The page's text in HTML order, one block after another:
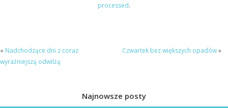
processed.
« Nadchodzące dni z coraz
wyraźniejszą odwilżą
Czwartek bez większych opadów»
Najnowsze posty